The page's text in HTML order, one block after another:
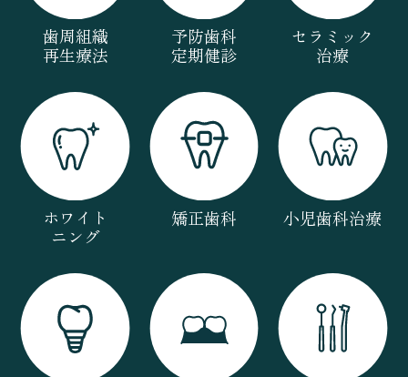
歯周組織
再生療法
予防歯科
定期健診
セラミック
治療
ホワイト
ニング
矯正歯科 小児歯科治療